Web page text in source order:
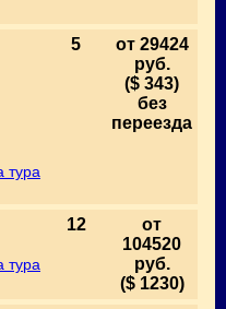
5
от 29424
руб.
($ 343)
без
переезда
12
от
104520
руб.
($ 1230)